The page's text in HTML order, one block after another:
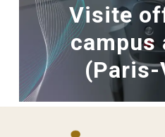
Visite
campus